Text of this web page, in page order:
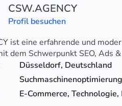
CSW.AGENCY
Profil besuchen
ist eine erfahrende und
dem Schwerpunkt SEO, Ads
Düsseldorf, Deutschland
E-Commerce, Technologie,